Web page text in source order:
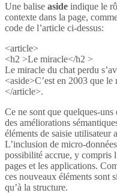
Une balise aside indique le
contexte dans la page,
code de l’article ci-dessus:
<article>
<h2 >Le miracle</h2 >
Le miracle du chat perdu
<aside>C’est en 2003 que
</article>.
Ce ne sont que quelques-uns
des améliorations
éléments de saisie utilisateur
L’inclusion de micro-
possibilité accrue, y compris
pages et les applications.
ces nouveaux éléments sont
qu’à la structure.